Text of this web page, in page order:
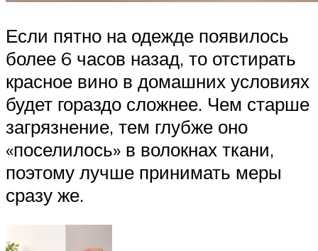
Если пятно на одежде появилось
более 6 часов назад, то отстирать
красное вино в домашних условиях
будет гораздо сложнее. Чем старше
загрязнение, тем глубже оно
«поселилось» в волокнах ткани,
поэтому лучше принимать меры
сразу же.